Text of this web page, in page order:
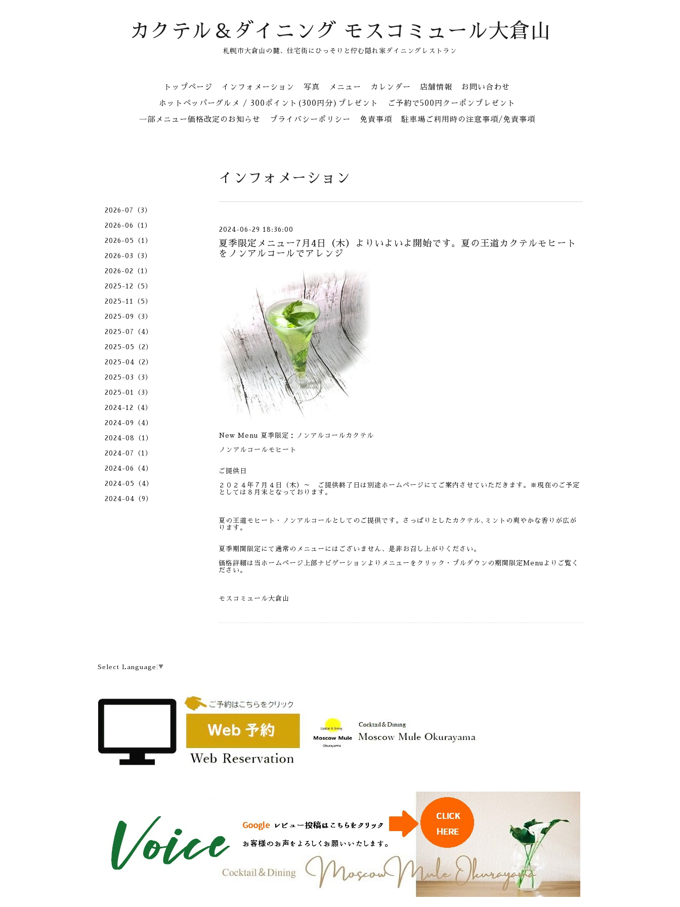
カクテル＆ダイニング モスコミュール大倉山
札幌市大倉山の麓、住宅街にひっそりと佇む隠れ家ダイニングレストラン
トップページ インフォメーション 写真 メニュー カレンダー 店舗情報 お問い合わせ
ホットペッパーグルメ / 300ポイント(300円分)プレゼント ご予約で500円クーポンプレゼント
一部メニュー価格改定のお知らせ プライバシーポリシー 免責事項 駐車場ご利用時の注意事項/免責事項
インフォメーション
2024-06-29 18:36:00
夏季限定メニュー7月4日（木）よりいよいよ開始です。夏の王道カクテルモヒート
をノンアルコールでアレンジ
New Menu 夏季限定：ノンアルコールカクテル
ノンアルコールモヒート
ご提供日
２０２４年７月４日（木）～ ご提供終了日は別途ホームページにてご案内させていただきます。※現在のご予定
としては８月末となっております。
夏の王道モヒート・ノンアルコールとしてのご提供です。さっぱりとしたカクテル､ミントの爽やかな香りが広が
ります。
夏季期間限定にて通常のメニューにはございません、是非お召し上がりください。
価格詳細は当ホームページ上部ナビゲーションよりメニューをクリック・プルダウンの期間限定Menuよりご覧く
ださい。
モスコミュール大倉山
2026-07（3）
2026-06（1）
2026-05（1）
2026-03（3）
2026-02（1）
2025-12（5）
2025-11（5）
2025-09（3）
2025-07（4）
2025-05（2）
2025-04（2）
2025-03（3）
2025-01（3）
2024-12（4）
2024-09（4）
2024-08（1）
2024-07（1）
2024-06（4）
2024-05（4）
2024-04（9）
Select Language ▼